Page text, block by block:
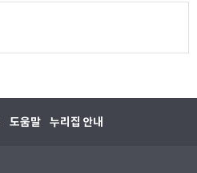
도움말 누리집 안내